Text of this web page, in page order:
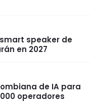
speaker de
en 2027
de IA para
operadores